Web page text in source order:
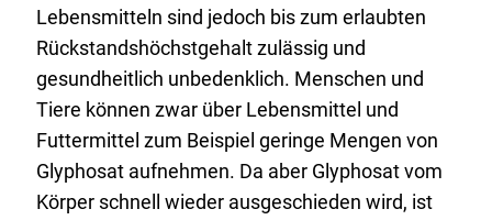
Lebensmitteln sind jedoch bis zum erlaubten
Rückstandshöchstgehalt zulässig und
gesundheitlich unbedenklich. Menschen und
Tiere können zwar über Lebensmittel und
Futtermittel zum Beispiel geringe Mengen von
Glyphosat aufnehmen. Da aber Glyphosat vom
Körper schnell wieder ausgeschieden wird, ist